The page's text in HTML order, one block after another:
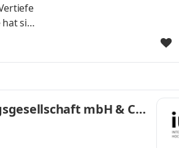
sich
-
Werde
mbH & Co.